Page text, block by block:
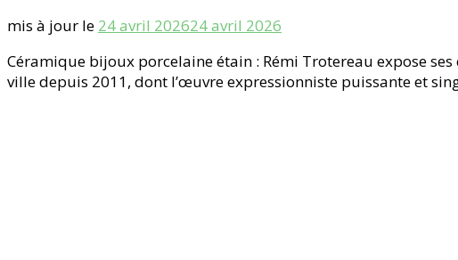
mis à jour le 24 avril 202624 avril 2026
Céramique bijoux porcelaine étain : Rémi Trotereau expose
ville depuis 2011, dont l’œuvre expressionniste puissante et